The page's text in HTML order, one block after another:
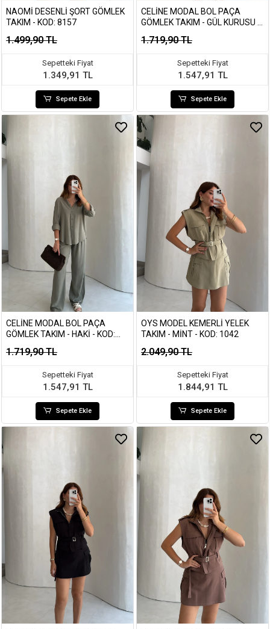
NAOMI DESENLI ŞORT GÖMLEK
TAKIM - KOD: 8157
1.499,90 TL
Sepetteki Fiyat
1.349,91 TL
Sepete Ekle
CELINE MODAL BOL PAÇA
GÖMLEK TAKIM - GÜL KURUSU -
1.719,90 TL
Sepetteki Fiyat
1.547,91 TL
Sepete Ekle
CELINE MODAL BOL PAÇA
GÖMLEK TAKIM - HAKI - KOD:
1.719,90 TL
Sepetteki Fiyat
1.547,91 TL
Sepete Ekle
OYS MODEL KEMERLI YELEK
TAKIM - MINT - KOD: 1042
2.049,90 TL
Sepetteki Fiyat
1.844,91 TL
Sepete Ekle